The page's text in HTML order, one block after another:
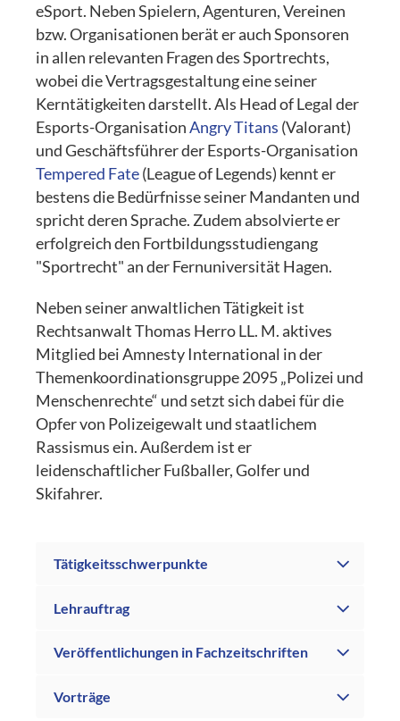
eSport. Neben Spielern, Agenturen, Vereinen
bzw. Organisationen berät er auch Sponsoren
in allen relevanten Fragen des Sportrechts,
wobei die Vertragsgestaltung eine seiner
Kerntätigkeiten darstellt. Als Head of Legal der
Esports-OrganisationAngry Titans (Valorant)
und Geschäftsführer der Esports-Organisation
Tempered Fate(League of Legends) kennt er
bestens die Bedürfnisse seiner Mandanten und
spricht deren Sprache. Zudem absolvierte er
erfolgreich den Fortbildungsstudiengang
"Sportrecht" an der Fernuniversität Hagen.
Neben seiner anwaltlichen Tätigkeit ist
Rechtsanwalt Thomas Herro LL. M. aktives
Mitglied bei Amnesty International in der
Themenkoordinationsgruppe 2095 „Polizei und
Menschenrechte“ und setzt sich dabei für die
Opfer von Polizeigewalt und staatlichem
Rassismus ein. Außerdem ist er
leidenschaftlicher Fußballer, Golfer und
Skifahrer.
Tätigkeitsschwerpunkte
Lehrauftrag
Veröffentlichungen in Fachzeitschriften
Vorträge